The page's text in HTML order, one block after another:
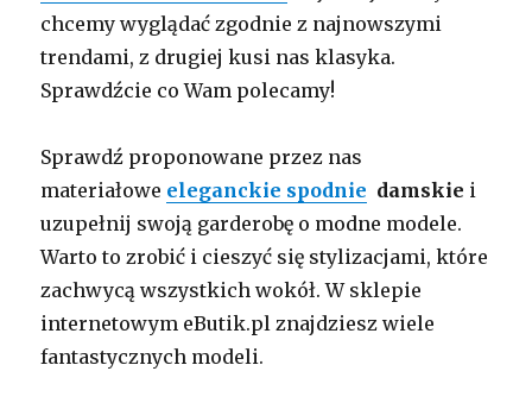
chcemy wyglądać zgodnie z najnowszymi
trendami, z drugiej kusi nas klasyka.
Sprawdźcie co Wam polecamy!
Sprawdź proponowane przez nas
materiałowe eleganckie spodnie damskie i
uzupełnij swoją garderobę o modne modele.
Warto to zrobić i cieszyć się stylizacjami, które
zachwycą wszystkich wokół. W sklepie
internetowym eButik.pl znajdziesz wiele
fantastycznych modeli.